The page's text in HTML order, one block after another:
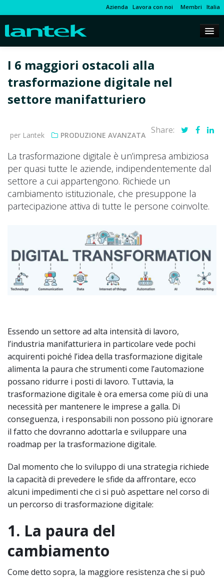
Azienda Lavora con noi Membri Italia
I 6 maggiori ostacoli alla
trasformazione digitale nel
settore manifatturiero
per Lantek PRODUZIONE AVANZATA Share:
La trasformazione digitale è un’impresa ambiziosa
per quasi tutte le aziende, indipendentemente dal
settore a cui appartengono. Richiede un
cambiamento istituzionale, che presuppone la
partecipazione attiva di tutte le persone coinvolte.
Essendo un settore ad alta intensità di lavoro,
l’industria manifatturiera in particolare vede pochi
acquirenti poiché l’idea della trasformazione digitale
alimenta la paura che strumenti come l’automazione
possano ridurre i posti di lavoro. Tuttavia, la
trasformazione digitale è ora emersa come più di una
necessità per mantenere le imprese a galla. Di
conseguenza, i responsabili non possono più ignorare
il fatto che dovranno adottarla e sviluppare una
roadmap per la trasformazione digitale.
Dal momento che lo sviluppo di una strategia richiede
la capacità di prevedere le sfide da affrontare, ecco
alcuni impedimenti che ci si può aspettare nel corso di
un percorso di trasformazione digitale:
1. La paura del
cambiamento
Come detto sopra, la maggiore resistenza che si può